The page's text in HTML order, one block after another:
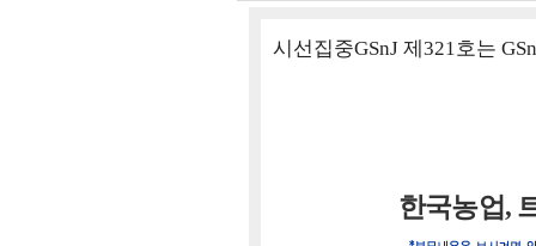
시선집중GSnJ 제321호는
한국농업,